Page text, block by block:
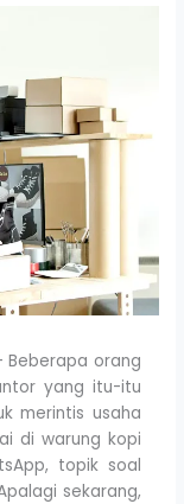
Beberapa orang
yang itu-itu
merintis usaha
di warung kopi
topik soal
sekarang,